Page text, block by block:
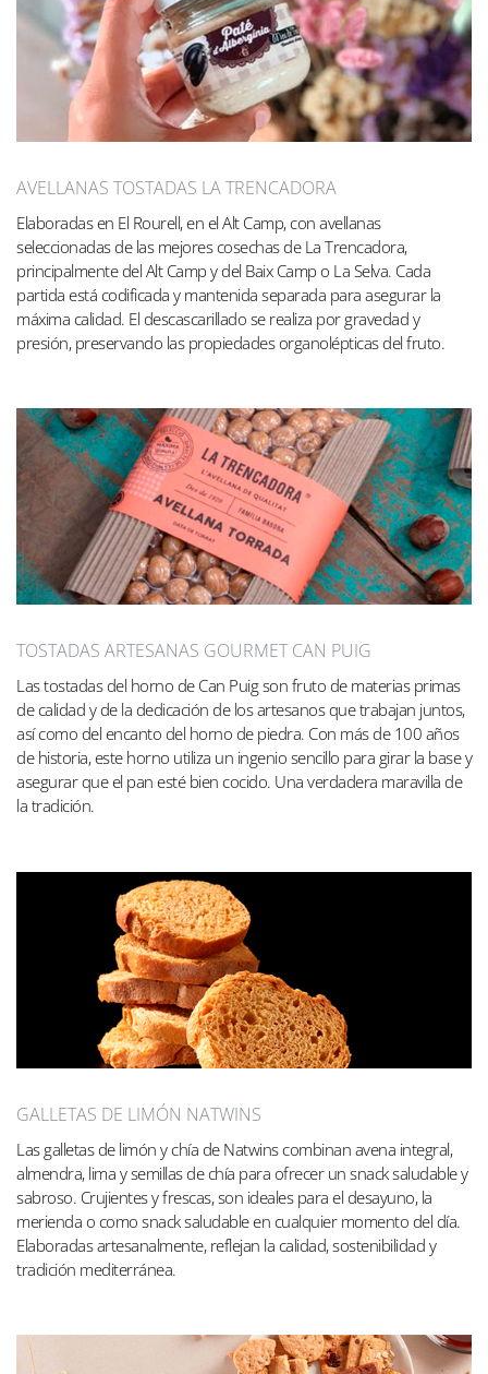
AVELLANAS TOSTADAS LA TRENCADORA
Elaboradas en El Rourell, en el Alt Camp, con avellanas
seleccionadas de las mejores cosechas de La Trencadora,
principalmente del Alt Camp y del Baix Camp o La Selva. Cada
partida está codificada y mantenida separada para asegurar la
máxima calidad. El descascarillado se realiza por gravedad y
presión, preservando las propiedades organolépticas del fruto.
TOSTADAS ARTESANAS GOURMET CAN PUIG
Las tostadas del horno de Can Puig son fruto de materias primas
de calidad y de la dedicación de los artesanos que trabajan juntos,
así como del encanto del horno de piedra. Con más de 100 años
de historia, este horno utiliza un ingenio sencillo para girar la base y
asegurar que el pan esté bien cocido. Una verdadera maravilla de
la tradición.
GALLETAS DE LIMÓN NATWINS
Las galletas de limón y chía de Natwins combinan avena integral,
almendra, lima y semillas de chía para ofrecer un snack saludable y
sabroso. Crujientes y frescas, son ideales para el desayuno, la
merienda o como snack saludable en cualquier momento del día.
Elaboradas artesanalmente, reflejan la calidad, sostenibilidad y
tradición mediterránea.